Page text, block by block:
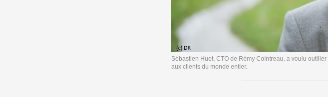
Sébastien Huet, CTO de Rémy Cointreau, a voulu
aux clients du monde entier.